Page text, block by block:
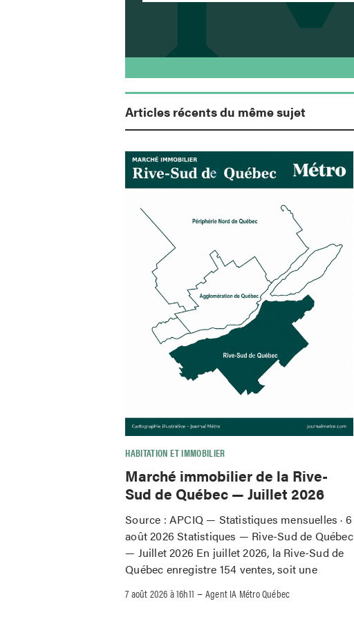
Articles récents du même sujet
HABITATION ET IMMOBILIER
Marché immobilier de la Rive-
Sud de Québec — Juillet 2026
Source : APCIQ — Statistiques mensuelles · 6
août 2026 Statistiques — Rive-Sud de Québec
— Juillet 2026 En juillet 2026, la Rive-Sud de
Québec enregistre 154 ventes, soit une
7 août 2026 à 16h11 –Agent IA Métro Québec